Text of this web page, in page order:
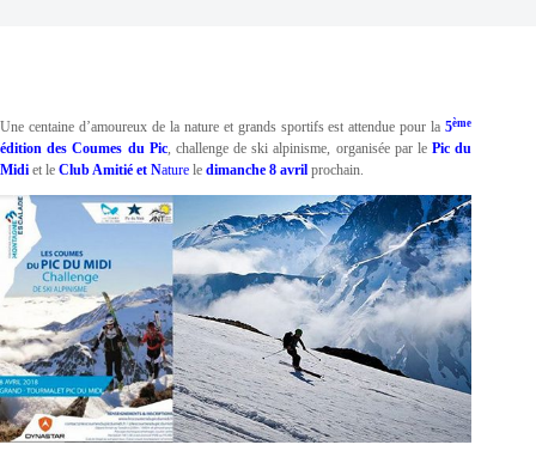
Une centaine d’amoureux de la nature et grands sportifs est attendue pour la5ème
édition des Coumes du Pic, challenge de ski alpinisme, organisée par lePic du
Midi et le Club Amitié et Nature le dimanche 8 avril prochain.